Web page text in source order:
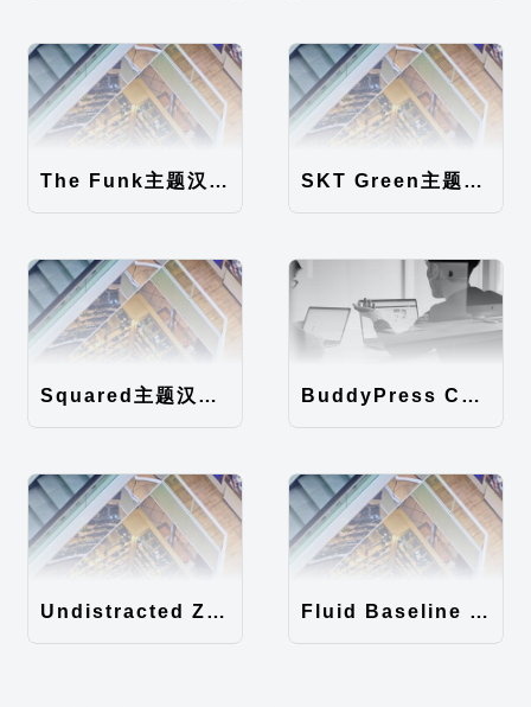
The Funk主题汉化包 SKT Green主题汉化包
Squared主题汉化包 BuddyPress Colours主题汉化包
Undistracted Zen主题汉化包 Fluid Baseline Grid主题汉化包